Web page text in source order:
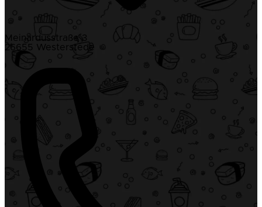
Meinardusstraße 3
26655 Westerstede